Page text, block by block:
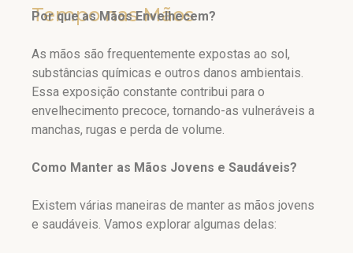
Tempo nas Mãos
Por que as Mãos Envelhecem?
As mãos são frequentemente expostas ao sol,
substâncias químicas e outros danos ambientais.
Essa exposição constante contribui para o
envelhecimento precoce, tornando-as vulneráveis a
manchas, rugas e perda de volume.
Como Manter as Mãos Jovens e Saudáveis?
Existem várias maneiras de manter as mãos jovens
e saudáveis. Vamos explorar algumas delas: